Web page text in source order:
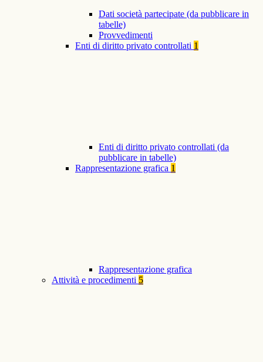
Dati società partecipate (da pubblicare in
tabelle)
Provvedimenti
Enti di diritto privato controllati 1
Enti di diritto privato controllati (da
pubblicare in tabelle)
Rappresentazione grafica 1
Rappresentazione grafica
Attività e procedimenti 5